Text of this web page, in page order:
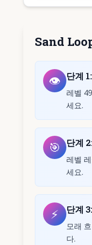
Sand
👁️ 단계 1:
레벨
세요.
🎯 단계 2
레벨
세요.
⚡ 단계 3:
모래
다.